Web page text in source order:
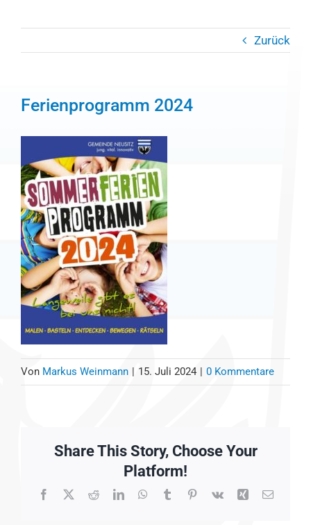
Zurück
Ferienprogramm 2024
Von Markus Weinmann | 15. Juli 2024 | 0 Kommentare
Share This Story, Choose Your
Platform!
Facebook
X RedditLinkedInWhatsApp
TumblrPinterest
Vk Xing E-